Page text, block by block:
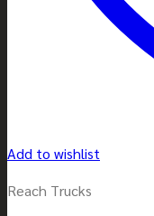
Add to wishlist
Reach Trucks